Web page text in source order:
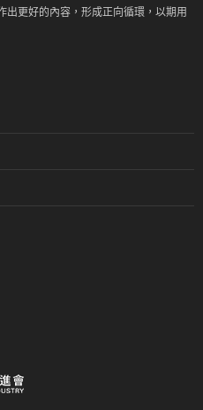
出更好的內容，形成正向循環，以期用